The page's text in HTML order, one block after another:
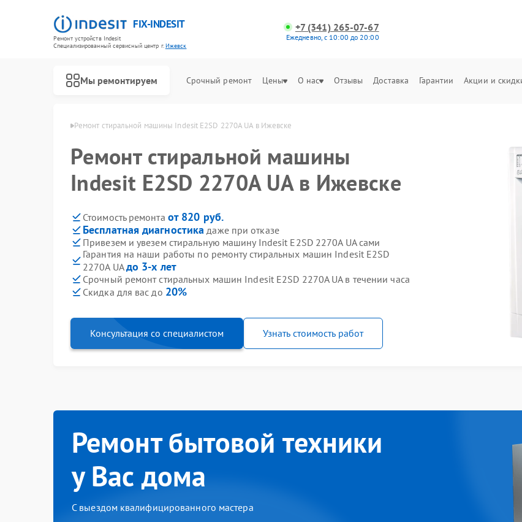
FIX-INDESIT
Ремонт устройств Indesit
Специализированный cервисный центр г.Ижевск
+7 (341) 265-07-67
Ежедневно, с 10:00 до 20:00
Мы ремонтируем Срочный ремонт Цены О нас Отзывы Доставка Гарантии Акции и
Ремонт стиральной машины Indesit E2SD 2270A UA в Ижевске
Ремонт стиральной машины
Indesit E2SD 2270A UA в Ижевске
Стоимость ремонта от 820 руб.
Бесплатная диагностика даже при отказе
Привезем и увезем стиральную машину Indesit E2SD 2270A UA сами
Гарантия на наши работы по ремонту стиральных машин Indesit E2SD
2270A UAдо 3-х лет
Срочный ремонт стиральных машин Indesit E2SD 2270A UA в течении часа
Скидка для вас до 20%
Консультация со специалистом Узнать стоимость работ
Ремонт бытовой техники
у Вас дома
С выездом квалифицированного мастера